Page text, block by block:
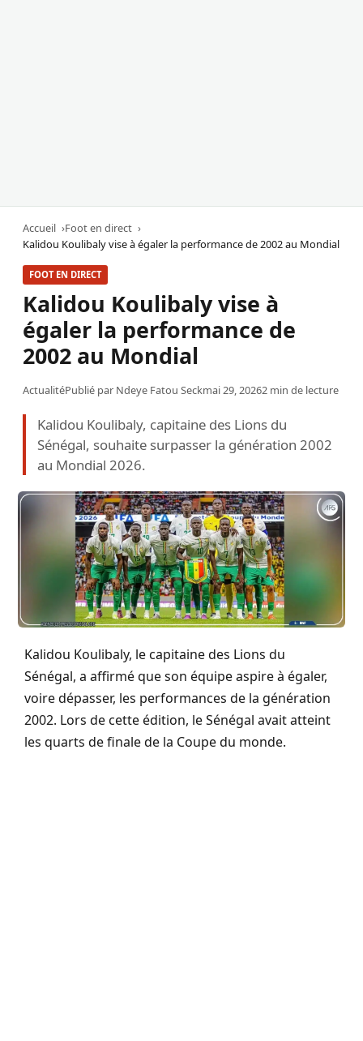
Accueil
Foot en direct
Kalidou Koulibaly vise à égaler la performance de 2002 au Mondial
FOOT EN DIRECT
Kalidou Koulibaly vise à
égaler la performance de
2002 au Mondial
ActualitéPublié par Ndeye Fatou Seckmai 29, 20262 min de lecture
Kalidou Koulibaly, capitaine des Lions du
Sénégal, souhaite surpasser la génération 2002
au Mondial 2026.
Kalidou Koulibaly, le capitaine des Lions du
Sénégal, a affirmé que son équipe aspire à égaler,
voire dépasser, les performances de la génération
2002. Lors de cette édition, le Sénégal avait atteint
les quarts de finale de la Coupe du monde.